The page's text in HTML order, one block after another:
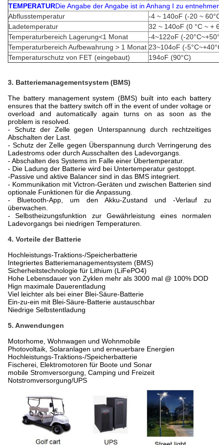
TEMPERATURDie Angabe der Angabe ist in Anhang I zu
Abflusstemperatur
-4 ~ 140oF (-20 ~
Ladetemperatur
32 ~ 140oF (0 °C ~ +
Temperaturbereich Lagerung<1 Monat
-4~122oF (-
Temperaturbereich Aufbewahrung > 1 Monat 23~104oF (-
Temperaturschutz von FET (eingebaut)
194oF (90°C)
3. Batteriemanagementsystem (BMS)
The battery management system (BMS) built into each battery
ensures that the battery switch off in the event of under voltage or
overload and automatically again turns on as soon as the
problem is resolved.
- Schutz der Zelle gegen Unterspannung durch rechtzeitiges
Abschalten der Last.
- Schutz der Zelle gegen Überspannung durch Verringerung des
Ladestroms oder durch Ausschalten des Ladevorgangs.
- Abschalten des Systems im Falle einer Übertemperatur.
- Die Ladung der Batterie wird bei Untertemperatur gestoppt.
-Passive und aktive Balancer sind in das BMS integriert.
- Kommunikation mit Victron-Geräten und zwischen Batterien sind
optionale Funktionen für die Anpassung.
- Bluetooth-App, um den Akku-Zustand und -Verlauf zu
überwachen.
- Selbstheizungsfunktion zur Gewährleistung eines normalen
Ladevorgangs bei niedrigen Temperaturen.
4. Vorteile der Batterie
Hochleistungs-Traktions-/Speicherbatterie
Integriertes Batteriemanagementsystem (BMS)
Sicherheitstechnologie für Lithium (LiFePO4)
Hohe Lebensdauer von Zyklen mehr als 3000 mal @ 100% DOD
Hign maximale Dauerentladung
Viel leichter als bei einer Blei-Säure-Batterie
Ein-zu-ein mit Blei-Säure-Batterie austauschbar
Niedrige Selbstentladung
5. Anwendungen
Motorhome, Wohnwagen und Wohnmobile
Photovoltaik, Solaranlagen und erneuerbare Energien
Hochleistungs-Traktions-/Speicherbatterie
Fischerei, Elektromotoren für Boote und Sonar
mobile Stromversorgung, Camping und Freizeit
Notstromversorgung/UPS